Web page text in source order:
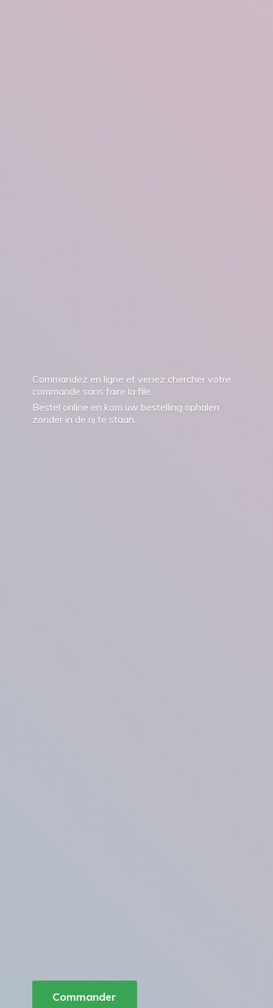
Commandez en ligne et venez chercher votre
commande sans faire la file.
Bestel online en kom uw bestelling ophalen
zonder in de rij te staan.
Commander